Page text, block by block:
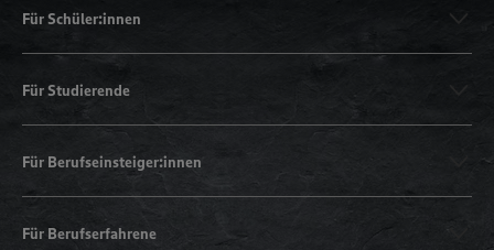
Für Schüler:innen
Für Studierende
Für Berufseinsteiger:innen
Für Berufserfahrene